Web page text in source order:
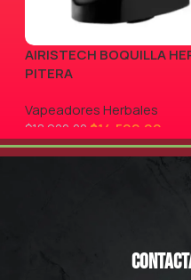
AIRISTECH BOQUILLA
PITERA
Vapeadores Herbales
$18.900,00 $14.500,00
AGREGAR AL CARRITO